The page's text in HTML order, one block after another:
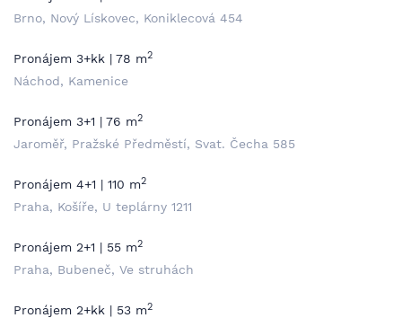
Brno, Nový Lískovec, Koniklecová 454
Pronájem 3+kk | 78 m2
Náchod, Kamenice
Pronájem 3+1 | 76 m2
Jaroměř, Pražské Předměstí, Svat. Čecha 585
Pronájem 4+1 | 110 m2
Praha, Košíře, U teplárny 1211
Pronájem 2+1 | 55 m2
Praha, Bubeneč, Ve struhách
Pronájem 2+kk | 53 m2